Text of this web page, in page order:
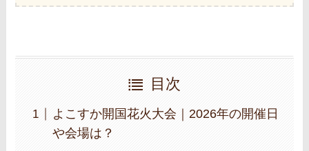
目次
よこすか開国花火大会｜2026年の開催日
や会場は？